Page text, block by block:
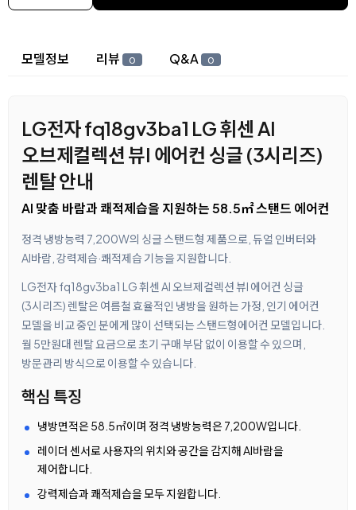
상세 정보
모델정보 리뷰 0 Q&A 0
LG전자 fq18gv3ba1 LG 휘센 AI
오브제컬렉션 뷰I 에어컨 싱글 (3시리즈)
렌탈 안내
AI 맞춤 바람과 쾌적제습을 지원하는 58.5㎡ 스탠드 에어컨
정격 냉방능력 7,200W의 싱글 스탠드형 제품으로, 듀얼 인버터와
AI바람, 강력제습·쾌적제습 기능을 지원합니다.
LG전자 fq18gv3ba1 LG 휘센 AI 오브제컬렉션 뷰I 에어컨 싱글
(3시리즈) 렌탈은 여름철 효율적인 냉방을 원하는 가정, 인기 에어컨
모델을 비교 중인 분에게 많이 선택되는 스탠드형에어컨 모델입니다.
월 5만원대 렌탈 요금으로 초기 구매 부담 없이 이용할 수 있으며,
방문관리 방식으로 이용할 수 있습니다.
핵심 특징
냉방면적은 58.5㎡이며 정격 냉방능력은 7,200W입니다.
레이더 센서로 사용자의 위치와 공간을 감지해 AI바람을
제어합니다.
강력제습과 쾌적제습을 모두 지원합니다.